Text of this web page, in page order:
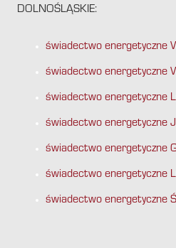
DOLNOŚLĄSKIE:
świadectwo energetyczne
świadectwo energetyczne
świadectwo energetyczne
świadectwo energetyczne
świadectwo energetyczne
świadectwo energetyczne
świadectwo energetyczne